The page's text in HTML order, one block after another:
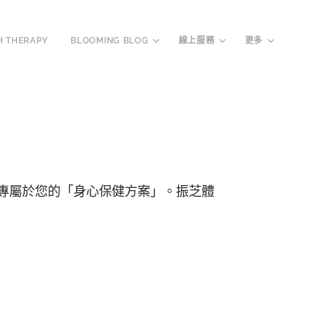
THERAPY BLOOMING BLOG 線上服務 更多
於您的「身心保健方案」。振芝體